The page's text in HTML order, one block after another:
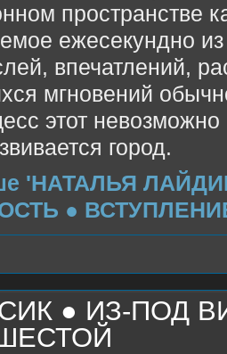
пространстве
ежесекундно из
впечатлений,
мгновений
этот невозможно
город.
'НАТАЛЬЯ
●
● ИЗ-ПОД